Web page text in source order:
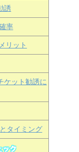
誘
率
リット
ケット勧誘に
タイミング